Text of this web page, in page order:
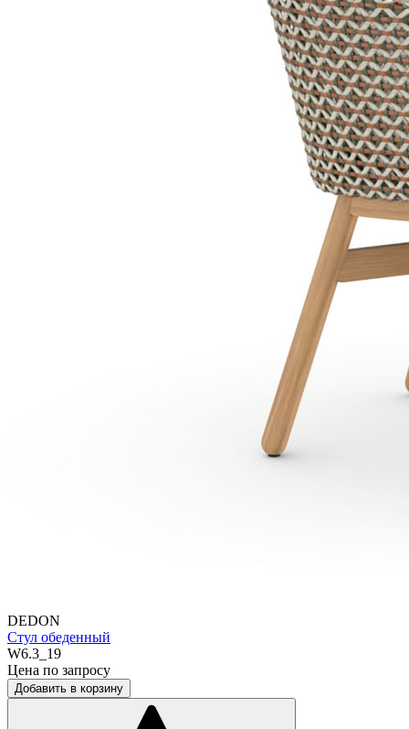
DEDON
Стул обеденный
W6.3_19
Цена по запросу
Добавить в корзину